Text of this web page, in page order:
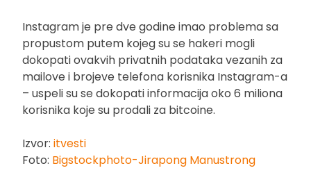
Instagram je pre dve godine imao problema sa
propustom putem kojeg su se hakeri mogli
dokopati ovakvih privatnih podataka vezanih za
mailove i brojeve telefona korisnika Instagram-a
– uspeli su se dokopati informacija oko 6 miliona
korisnika koje su prodali za bitcoine.
Izvor: itvesti
Foto: Bigstockphoto-Jirapong Manustrong